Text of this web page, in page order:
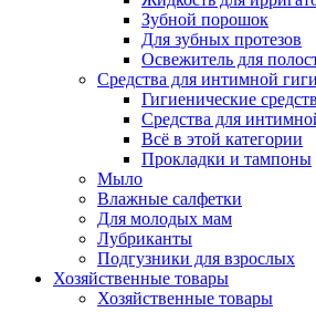
Зубной порошок
Для зубных протезов
Освежитель для
Средства для интимной
Гигиенические
Средства для
Всё в этой категории
Прокладки и тампоны
Мыло
Влажные салфетки
Для молодых мам
Лубриканты
Подгузники для взрослых
Хозяйственные товары
Хозяйственные товары